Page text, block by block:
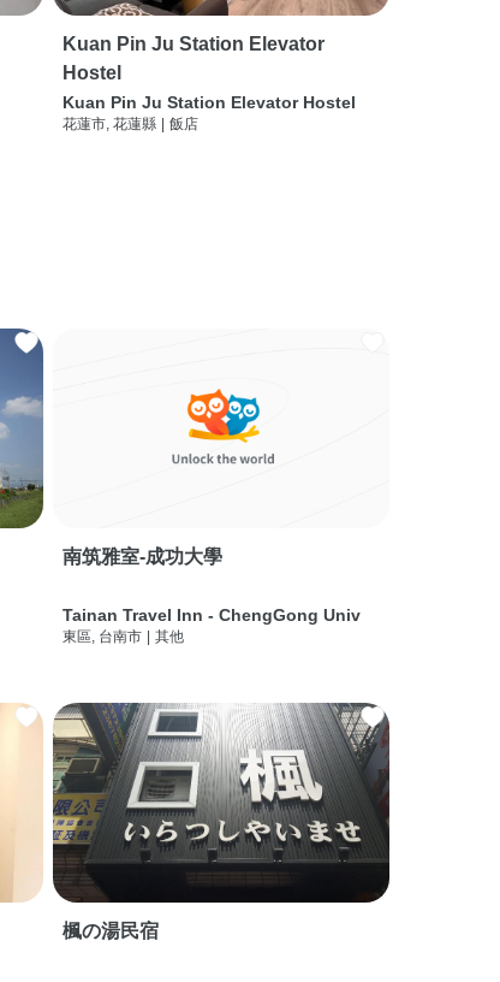
Kuan Pin Ju Station Elevator
Hostel
Kuan Pin Ju Station Elevator Hostel
花蓮市, 花蓮縣 飯店
南筑雅室-成功大學
Tainan Travel Inn - ChengGong Univ
東區, 台南市 其他
楓の湯民宿